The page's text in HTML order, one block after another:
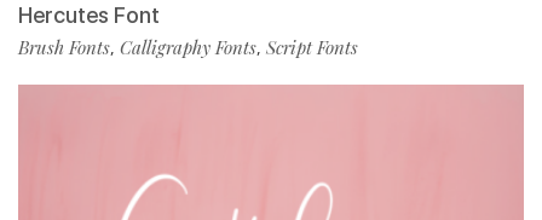
Hercutes Font
Brush Fonts, Calligraphy Fonts, Script Fonts